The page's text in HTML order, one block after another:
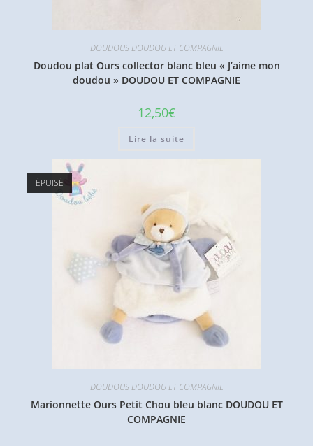
DOUDOUS DOUDOU ET COMPAGNIE
Doudou plat Ours collector blanc bleu « J’aime mon
doudou » DOUDOU ET COMPAGNIE
12,50€
Lire la suite
ÉPUISÉ
DOUDOUS DOUDOU ET COMPAGNIE
Marionnette Ours Petit Chou bleu blanc DOUDOU ET
COMPAGNIE